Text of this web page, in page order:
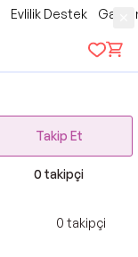
Evlilik Destek
Takip Et
0 takipçi
0 takipçi